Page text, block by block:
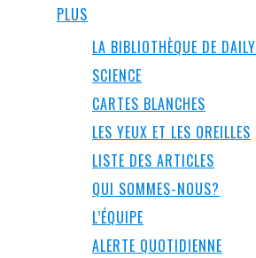
PLUS
LA BIBLIOTHÈQUE DE DAILY
SCIENCE
CARTES BLANCHES
LES YEUX ET LES OREILLES
LISTE DES ARTICLES
QUI SOMMES-NOUS?
L’ÉQUIPE
ALERTE QUOTIDIENNE